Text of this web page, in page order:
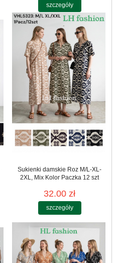
szczegóły
Sukienki damskie Roz M/L-XL-
2XL, Mix Kolor Paczka 12 szt
32.00 zł
szczegóły